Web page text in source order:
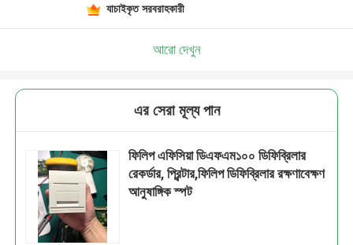
যাচাইকৃত সরবরাহকারী
আরো দেখুন
এর সেরা মূল্য পান
ফিলিপ এফিসিয়া ডিএফএম১০০ ডিফিব্রিলার
রেকর্ডার, প্রিন্টার,ফিলিপ ডিফিব্রিলার রক্ষণাবেক্ষণ
আনুষাঙ্গিক স্পট